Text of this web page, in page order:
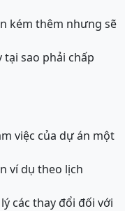
kém thêm nhưng sẽ
tại sao phải chấp
việc của dự án một
ví dụ theo lịch
các thay đổi đối với